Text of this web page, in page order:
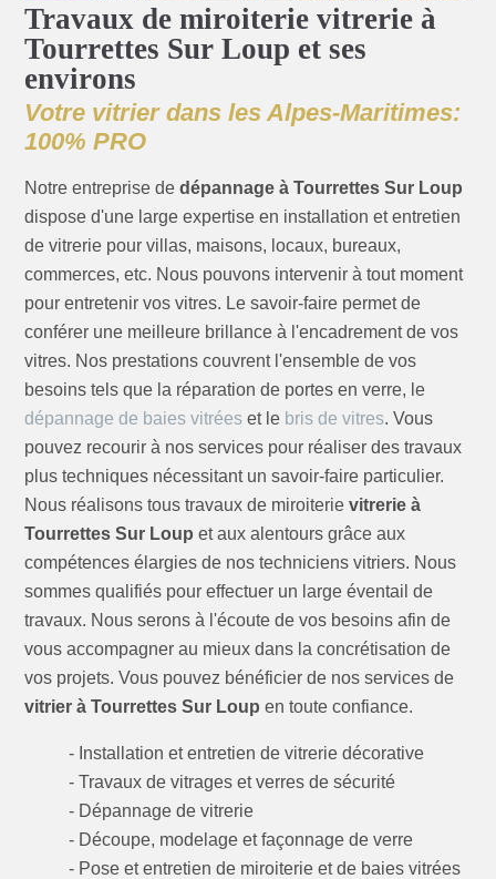
Travaux de miroiterie vitrerie à
Tourrettes Sur Loup et ses
environs
Votre vitrier dans les Alpes-Maritimes:
100% PRO
Notre entreprise dedépannage à Tourrettes Sur Loup
dispose d'une large expertise en installation et entretien
de vitrerie pour villas, maisons, locaux, bureaux,
commerces, etc. Nous pouvons intervenir à tout moment
pour entretenir vos vitres. Le savoir-faire permet de
conférer une meilleure brillance à l'encadrement de vos
vitres. Nos prestations couvrent l'ensemble de vos
besoins tels que la réparation de portes en verre, le
dépannage de baies vitrées et le bris de vitres. Vous
pouvez recourir à nos services pour réaliser des travaux
plus techniques nécessitant un savoir-faire particulier.
Nous réalisons tous travaux de miroiterievitrerie à
Tourrettes Sur Loup et aux alentours grâce aux
compétences élargies de nos techniciens vitriers. Nous
sommes qualifiés pour effectuer un large éventail de
travaux. Nous serons à l'écoute de vos besoins afin de
vous accompagner au mieux dans la concrétisation de
vos projets. Vous pouvez bénéficier de nos services de
vitrier à Tourrettes Sur Loup en toute confiance.
- Installation et entretien de vitrerie décorative
- Travaux de vitrages et verres de sécurité
- Dépannage de vitrerie
- Découpe, modelage et façonnage de verre
- Pose et entretien de miroiterie et de baies vitrées